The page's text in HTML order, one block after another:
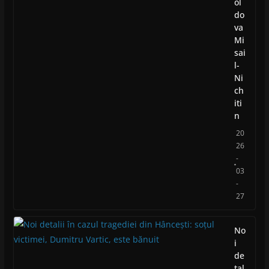
do
va
Mi
sai
l-
Ni
ch
iti
n
20
26
-
03
-
27
No
i
de